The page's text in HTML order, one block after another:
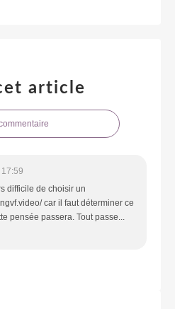
article
difficile de choisir un
car il faut déterminer ce
pensée passera. Tout passe...